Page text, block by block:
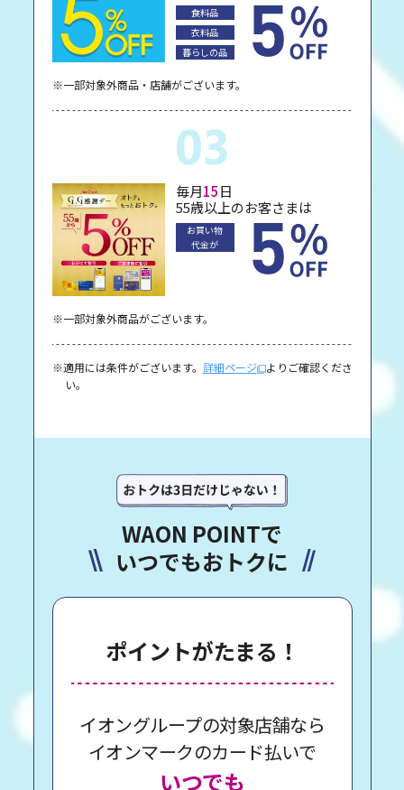
食料品
衣料品
暮らしの品
※一部対象外商品・店舗がございます。
毎月15日
55歳以上のお客さまは
お買い物
代金が
※一部対象外商品がございます。
※適用には条件がございます。 詳細ページ
よりご確認くださ
い。
WAON POINTで
いつでもおトクに
ポイントがたまる！
イオングループの対象店舗なら
イオンマークのカード払いで
いつでも